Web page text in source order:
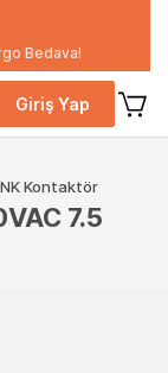
Bedava!
Giriş Yap
Kontaktör
7.5